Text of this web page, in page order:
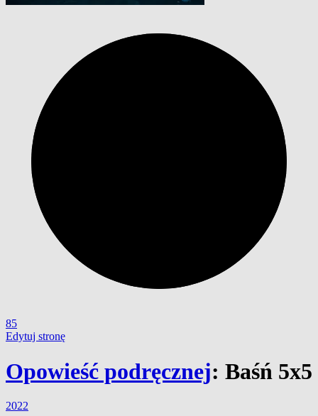
85
Edytuj stronę
Opowieść podręcznej: Baśń 5x5
2022